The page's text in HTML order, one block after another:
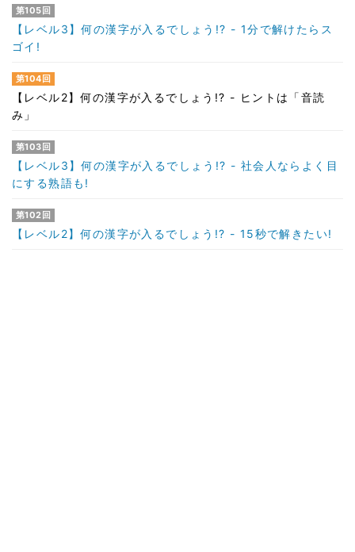
第105回
【レベル3】何の漢字が入るでしょう!? - 1分で解けたらス
ゴイ!
第104回
【レベル2】何の漢字が入るでしょう!? - ヒントは「音読
み」
第103回
【レベル3】何の漢字が入るでしょう!? - 社会人ならよく目
にする熟語も!
第102回
【レベル2】何の漢字が入るでしょう!? - 15秒で解きたい!